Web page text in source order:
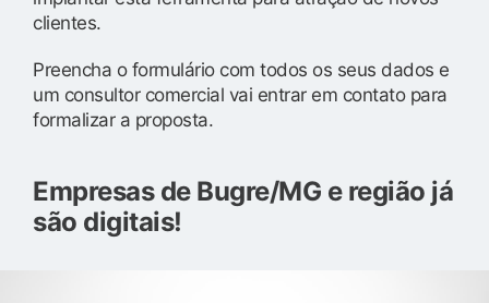
clientes.
Preencha o formulário com todos os seus dados e
um consultor comercial vai entrar em contato para
formalizar a proposta.
Empresas de Bugre/MG e região já
são digitais!